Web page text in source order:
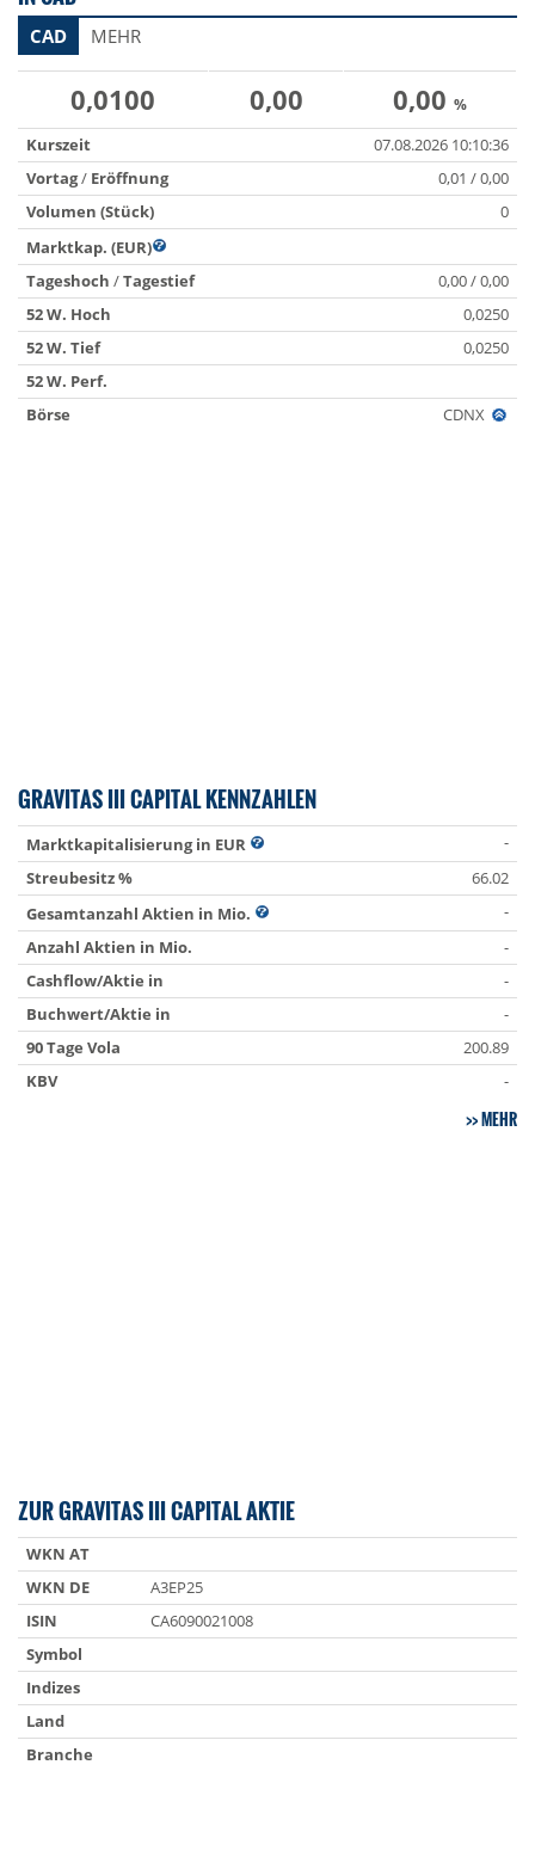
CAD MEHR
0,0100 0,00 0,00 %
Kurszeit
07.08.2026 10:10:36
Vortag/ Eröffnung
0,01 / 0,00
Volumen (Stück)
0
Marktkap. (EUR)
Tageshoch /Tagestief
0,00 / 0,00
52 W. Hoch
0,0250
52 W. Tief
0,0250
52 W. Perf.
Börse
CDNX
GRAVITAS III CAPITAL KENNZAHLEN
Marktkapitalisierung in EUR
-
Streubesitz %
66.02
Gesamtanzahl Aktien in Mio.
-
Anzahl Aktien in Mio.
-
Cashflow/Aktie in
-
Buchwert/Aktie in
-
90 Tage Vola
200.89
KBV
-
MEHR
ZUR GRAVITAS III CAPITAL AKTIE
WKN AT
WKN DE
A3EP25
ISIN
CA6090021008
Symbol
Indizes
Land
Branche